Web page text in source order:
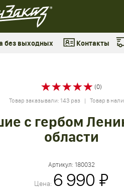
без выходных Контакты
(0)
Товар заказывали: 143 раз | Товар в
с гербом
области
Артикул:180032
Цена: 6 990 ₽